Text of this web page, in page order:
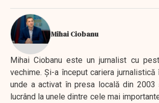
Mihai Ciobanu
Mihai Ciobanu este un jurnalist cu
vechime. Şi-a început cariera
unde a activat în presa locală din 2003
lucrând la unele dintre cele mai